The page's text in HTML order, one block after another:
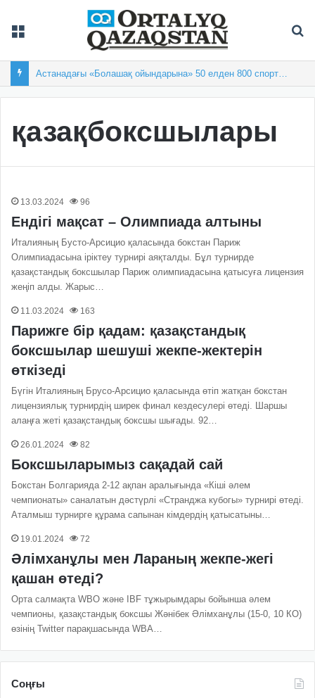
қазақбоксшылары
13.03.2024 96
Ендігі мақсат – Олимпиада алтыны
Италияның Бусто-Арсицио қаласында бокстан Париж
Олимпиадасына іріктеу турнирі аяқталды. Бұл турнирде
қазақстандық боксшылар Париж олимпиадасына қатысуға лицензия
жеңіп алды. Жарыс…
11.03.2024 163
Парижге бір қадам: қазақстандық
боксшылар шешуші жекпе-жектерін
өткізеді
Бүгін Италияның Брусо-Арсицио қаласында өтіп жатқан бокстан
лицензиялық турнирдің ширек финал кездесулері өтеді. Шаршы
алаңға жеті қазақстандық боксшы шығады. 92…
26.01.2024 82
Боксшыларымыз сақадай сай
Бокстан Болгарияда 2-12 ақпан аралығында «Кіші әлем
чемпионаты» саналатын дәстүрлі «Странджа кубогы» турнирі өтеді.
Аталмыш турнирге құрама сапынан кімдердің қатысатыны…
19.01.2024 72
Әлімханұлы мен Лараның жекпе-жегі
қашан өтеді?
Орта салмақта WBO және IBF тұжырымдары бойынша әлем
чемпионы, қазақстандық боксшы Жәнібек Әлімханұлы (15-0, 10 КО)
өзінің Twitter парақшасында WBA…
Соңғы